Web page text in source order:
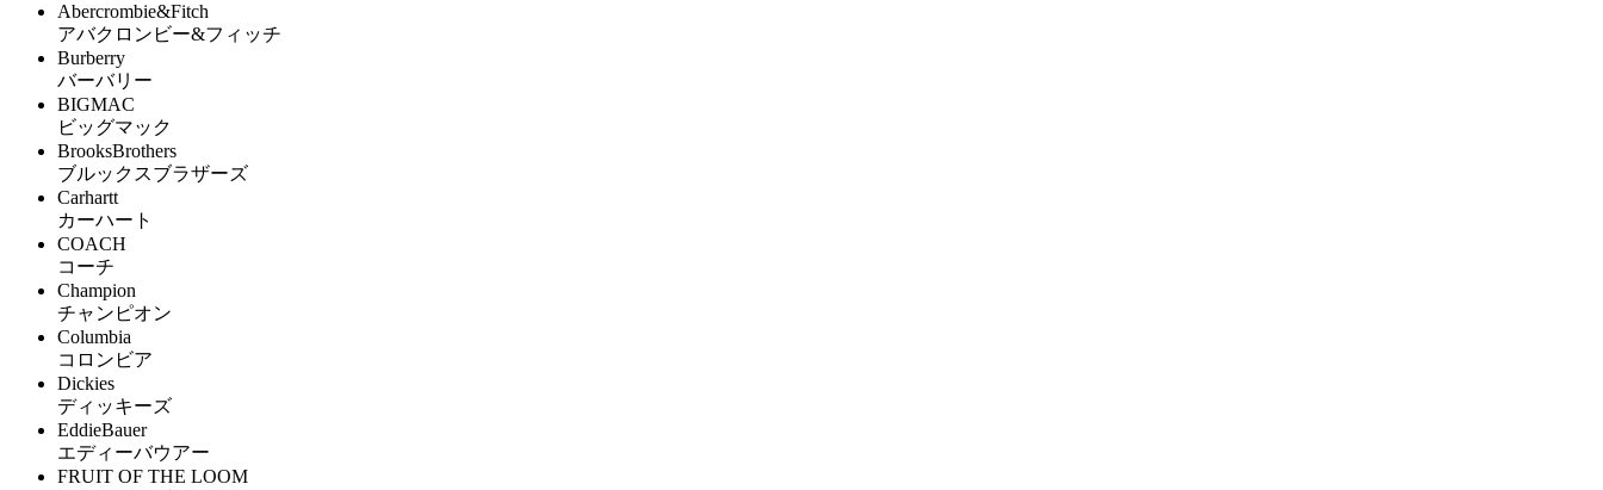
Abercrombie&Fitch
アバクロンビー&フィッチ
Burberry
バーバリー
BIGMAC
ビッグマック
BrooksBrothers
ブルックスブラザーズ
Carhartt
カーハート
COACH
コーチ
Champion
チャンピオン
Columbia
コロンビア
Dickies
ディッキーズ
EddieBauer
エディーバウアー
FRUIT OF THE LOOM